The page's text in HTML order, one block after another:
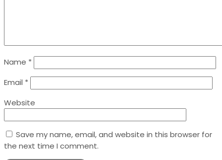
Name *
Email *
Website
Save my name, email, and website in this browser for
the next time I comment.